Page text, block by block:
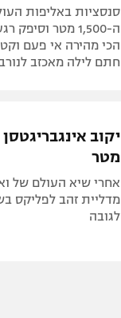
סנסציות באליפות
ה-1,500 מטר
חתם לילה מאכזב
מטר
לגובה